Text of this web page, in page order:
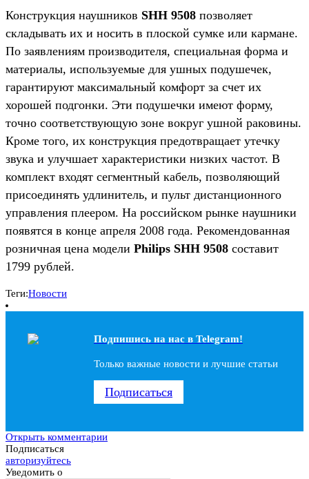
Конструкция наушников SHH 9508 позволяет
складывать их и носить в плоской сумке или кармане.
По заявлениям производителя, специальная форма и
материалы, используемые для ушных подушечек,
гарантируют максимальный комфорт за счет их
хорошей подгонки. Эти подушечки имеют форму,
точно соответствующую зоне вокруг ушной раковины.
Кроме того, их конструкция предотвращает утечку
звука и улучшает характеристики низких частот. В
комплект входят сегментный кабель, позволяющий
присоединять удлинитель, и пульт дистанционного
управления плеером. На российском рынке наушники
появятся в конце апреля 2008 года. Рекомендованная
розничная цена модели Philips SHH 9508 составит
1799 рублей.
Теги:Новости
Подпишись на наc в Telegram!
Только важные новости и лучшие статьи
Подписаться
Открыть комментарии
Подписаться
авторизуйтесь
Уведомить о